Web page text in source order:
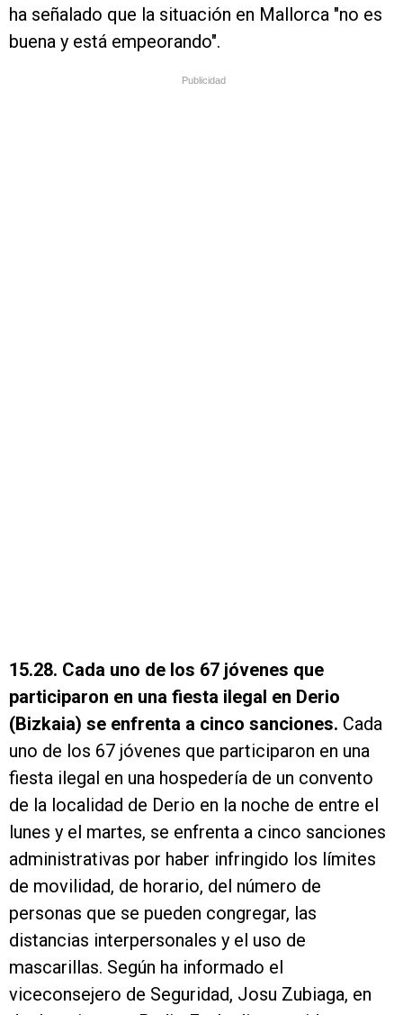
ha señalado que la situación en Mallorca "no es
buena y está empeorando".
Publicidad
15.28. Cada uno de los 67 jóvenes que
participaron en una fiesta ilegal en Derio
(Bizkaia) se enfrenta a cinco sanciones. Cada
uno de los 67 jóvenes que participaron en una
fiesta ilegal en una hospedería de un convento
de la localidad de Derio en la noche de entre el
lunes y el martes, se enfrenta a cinco sanciones
administrativas por haber infringido los límites
de movilidad, de horario, del número de
personas que se pueden congregar, las
distancias interpersonales y el uso de
mascarillas. Según ha informado el
viceconsejero de Seguridad, Josu Zubiaga, en